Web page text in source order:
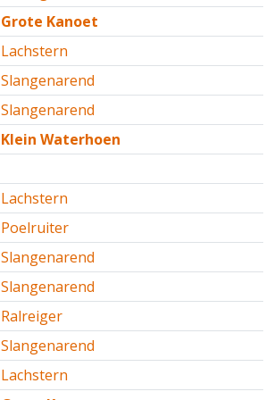
Grote Kanoet
Lachstern
Slangenarend
Slangenarend
Klein Waterhoen
Lachstern
Poelruiter
Slangenarend
Slangenarend
Ralreiger
Slangenarend
Lachstern